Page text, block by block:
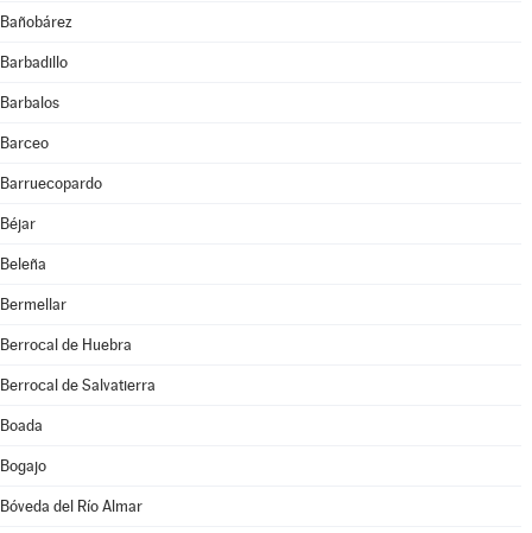
Bañobárez
Barbadillo
Barbalos
Barceo
Barruecopardo
Béjar
Beleña
Bermellar
Berrocal de Huebra
Berrocal de Salvatierra
Boada
Bogajo
Bóveda del Río Almar